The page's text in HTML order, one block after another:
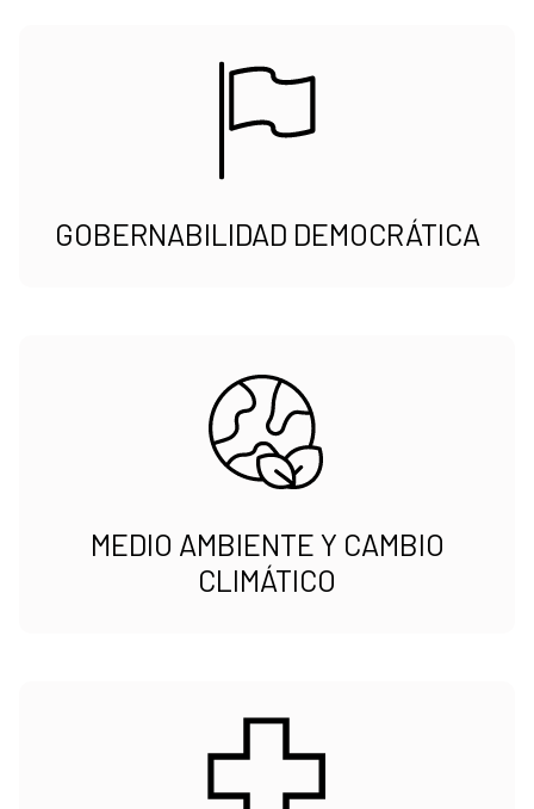
GOBERNABILIDAD DEMOCRÁTICA
MEDIO AMBIENTE Y CAMBIO
CLIMÁTICO